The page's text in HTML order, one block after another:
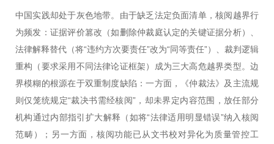
中国实践却处于灰色地带。由于缺乏法定负面清单，核阅越界行
为频发：证据评价篡改（如删除仲裁庭认定的关键证据分析）、
法律解释替代（将“违约方次要责任”改为“同等责任”）、裁判逻辑
重构（要求采用不同法律论证框架）成为三大高危越界类型。边
界模糊的根源在于双重制度缺陷：一方面，《仲裁法》及主流规
则仅笼统规定“裁决书需经核阅”，却未界定内容范围，放任部分
机构通过内部指引扩大解释（如将“法律适用明显错误”纳入核阅
范畴）；另一方面，核阅功能已从文书校对异化为质量管控工